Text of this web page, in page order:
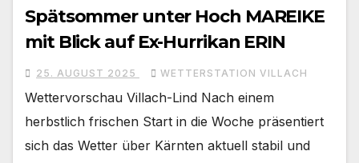
Spätsommer unter Hoch MAREIKE
mit Blick auf Ex-Hurrikan ERIN
25. AUGUST 2025 WETTERSTATION VILLACH
Wettervorschau Villach-Lind Nach einem
herbstlich frischen Start in die Woche präsentiert
sich das Wetter über Kärnten aktuell stabil und